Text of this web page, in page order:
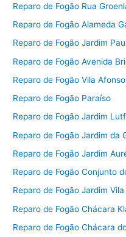
Reparo de Fogão Rua
Reparo de Fogão Alameda
Reparo de Fogão Jardim
Reparo de Fogão Avenida
Reparo de Fogão Vila
Reparo de Fogão Paraíso
Reparo de Fogão Jardim
Reparo de Fogão Jardim da
Reparo de Fogão Jardim
Reparo de Fogão Conjunto
Reparo de Fogão Jardim
Reparo de Fogão Chácara
Reparo de Fogão Chácara